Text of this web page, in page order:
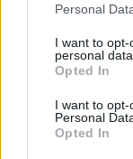
Please note that
not limited to
grant or deny
use your data for
consent section.
Personal
I want to
personal data.
Opted In
I want to
Personal
Opted In